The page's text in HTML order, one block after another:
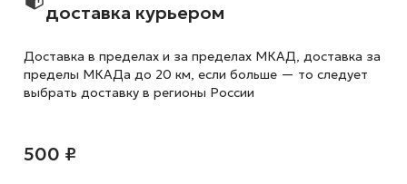
доставка курьером
Доставка в пределах и за пределах МКАД, доставка за
пределы МКАДа до 20 км, если больше — то следует
выбрать доставку в регионы России
500 ₽